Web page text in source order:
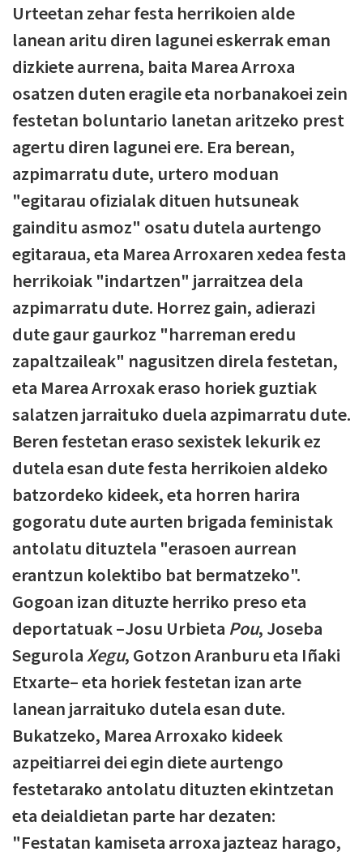
Urteetan zehar festa herrikoien alde
lanean aritu diren lagunei eskerrak eman
dizkiete aurrena, baita Marea Arroxa
osatzen duten eragile eta norbanakoei zein
festetan boluntario lanetan aritzeko prest
agertu diren lagunei ere. Era berean,
azpimarratu dute, urtero moduan
"egitarau ofizialak dituen hutsuneak
gainditu asmoz" osatu dutela aurtengo
egitaraua, eta Marea Arroxaren xedea festa
herrikoiak "indartzen" jarraitzea dela
azpimarratu dute. Horrez gain, adierazi
dute gaur gaurkoz "harreman eredu
zapaltzaileak" nagusitzen direla festetan,
eta Marea Arroxak eraso horiek guztiak
salatzen jarraituko duela azpimarratu dute.
Beren festetan eraso sexistek lekurik ez
dutela esan dute festa herrikoien aldeko
batzordeko kideek, eta horren harira
gogoratu dute aurten brigada feministak
antolatu dituztela "erasoen aurrean
erantzun kolektibo bat bermatzeko".
Gogoan izan dituzte herriko preso eta
deportatuak –Josu Urbieta Pou, Joseba
SegurolaXegu, Gotzon Aranburu eta Iñaki
Etxarte– eta horiek festetan izan arte
lanean jarraituko dutela esan dute.
Bukatzeko, Marea Arroxako kideek
azpeitiarrei dei egin diete aurtengo
festetarako antolatu dituzten ekintzetan
eta deialdietan parte har dezaten:
"Festatan kamiseta arroxa jazteaz harago,